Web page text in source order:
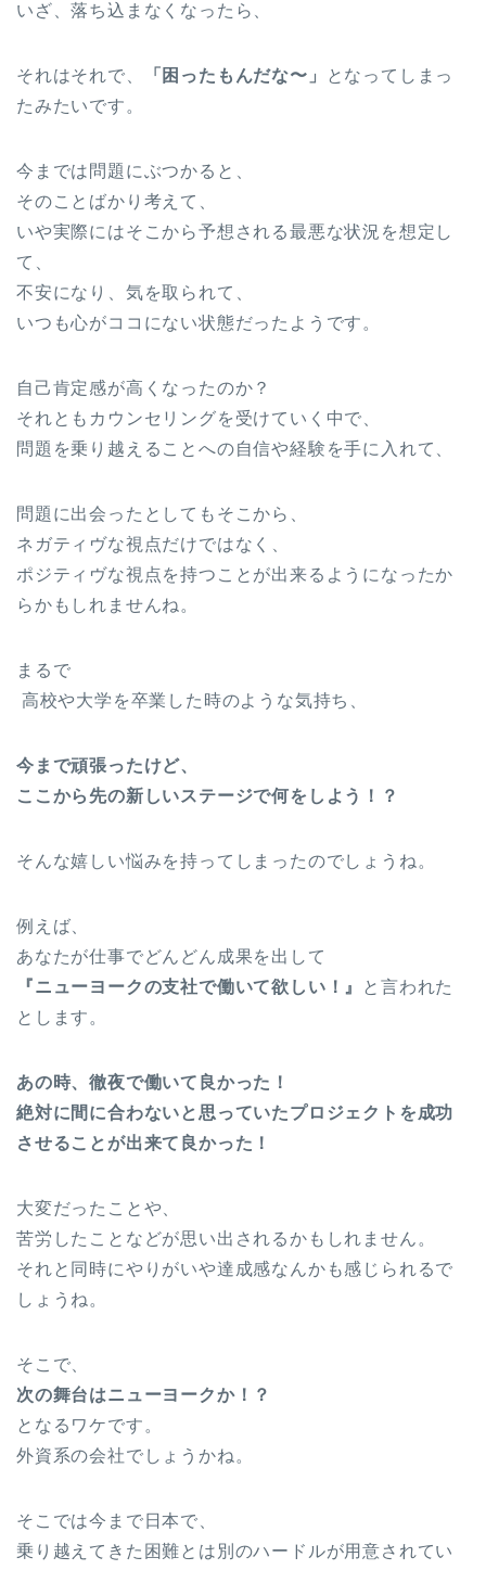
いざ、落ち込まなくなったら、
それはそれで、 「困ったもんだな〜」
となってしまっ
たみたいです。
今までは問題にぶつかると、
そのことばかり考えて、
いや実際にはそこから予想される最悪な状況を想定し
て、
不安になり、気を取られて、
いつも心がココにない状態だったようです。
自己肯定感が高くなったのか？
それともカウンセリングを受けていく中で、
問題を乗り越えることへの自信や経験を手に入れて、
問題に出会ったとしてもそこから、
ネガティヴな視点だけではなく、
ポジティヴな視点を持つことが出来るようになったか
らかもしれませんね。
まるで
高校や大学を卒業した時のような気持ち、
今まで頑張ったけど、
ここから先の新しいステージで何をしよう！？
そんな嬉しい悩みを持ってしまったのでしょうね。
例えば、
あなたが仕事でどんどん成果を出して
『ニューヨークの支社で働いて欲しい！』
と言われた
とします。
あの時、徹夜で働いて良かった！
絶対に間に合わないと思っていたプロジェクトを成功
させることが出来て良かった！
大変だったことや、
苦労したことなどが思い出されるかもしれません。
それと同時にやりがいや達成感なんかも感じられるで
しょうね。
そこで、
次の舞台はニューヨークか！？
となるワケです。
外資系の会社でしょうかね。
そこでは今まで日本で、
乗り越えてきた困難とは別のハードルが用意されてい